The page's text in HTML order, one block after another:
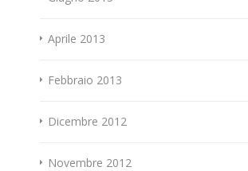
Aprile 2013
Febbraio 2013
Dicembre 2012
Novembre 2012